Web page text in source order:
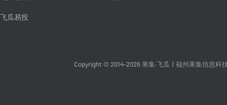
飞瓜易投
Copyright © 2014-2026 果集·飞瓜 福州果集信息科